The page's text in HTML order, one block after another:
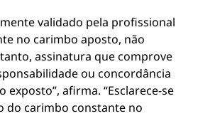
validado pela profissional
no carimbo aposto, não
assinatura que comprove
ou concordância
exposto”, afirma. “Esclarece-se
do carimbo constante no